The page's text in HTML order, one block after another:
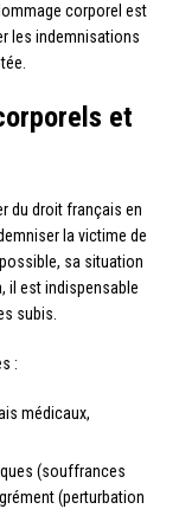
corporel est
les indemnisations
et
du droit français en
la victime de
sa situation
il est indispensable
subis.
:
médicaux,
(souffrances
(perturbation